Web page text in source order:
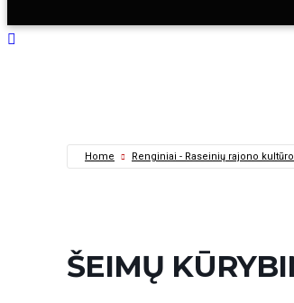
Home Renginiai - Raseinių rajono
ŠEIMŲ